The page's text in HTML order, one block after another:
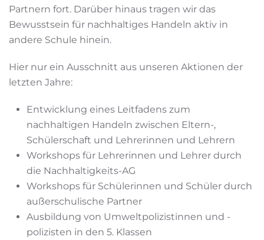
Partnern fort. Darüber hinaus tragen wir das
Bewusstsein für nachhaltiges Handeln aktiv in
andere Schule hinein.
Hier nur ein Ausschnitt aus unseren Aktionen der
letzten Jahre:
Entwicklung eines Leitfadens zum
nachhaltigen Handeln zwischen Eltern-,
Schülerschaft und Lehrerinnen und Lehrern
Workshops für Lehrerinnen und Lehrer durch
die Nachhaltigkeits-AG
Workshops für Schülerinnen und Schüler durch
außerschulische Partner
Ausbildung von Umweltpolizistinnen und -
polizisten in den 5. Klassen